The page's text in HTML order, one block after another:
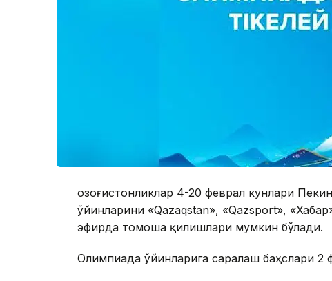
Қозоғистонликлар 4-20 феврал кунлари
ўйинларини «Qazaqstan», «Qazsport»,
эфирда томоша қилишлари мумкин бўлади.
Олимпиада ўйинларига саралаш баҳслари 2